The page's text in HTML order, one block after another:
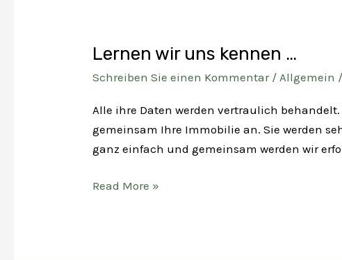
Lernen wir uns kennen …
Schreiben Sie einen Kommentar /Allgemein
Alle ihre Daten werden vertraulich
gemeinsam Ihre Immobilie an. Sie werden
ganz einfach und gemeinsam werden wir
Lernen
Read More »